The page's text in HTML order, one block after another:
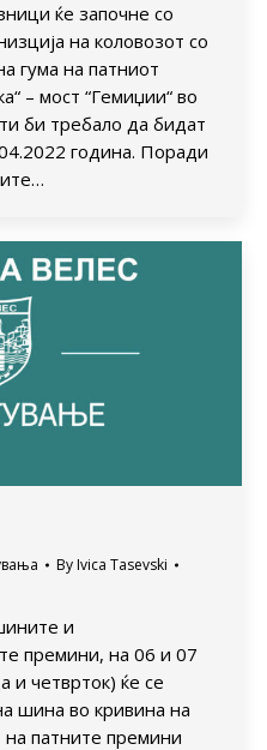
ќе започне со
на коловозот со
гума на патниот
– мост “Гемиџии“ во
би требало да бидат
година. Поради
By Ivica Tasevski
и
премини, на 06 и 07
и четврток) ќе се
шина во кривина на
на патните премини